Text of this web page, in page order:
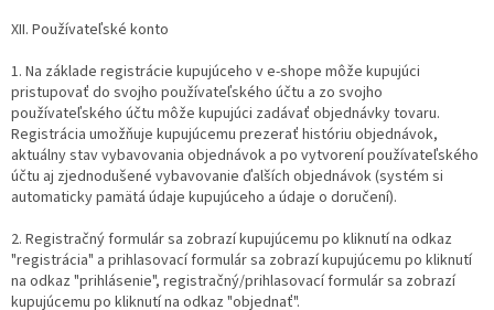
XII. Používateľské konto
1. Na základe registrácie kupujúceho v e-shope môže kupujúci
pristupovať do svojho používateľského účtu a zo svojho
používateľského účtu môže kupujúci zadávať objednávky tovaru.
Registrácia umožňuje kupujúcemu prezerať históriu objednávok,
aktuálny stav vybavovania objednávok a po vytvorení používateľského
účtu aj zjednodušené vybavovanie ďalších objednávok (systém si
automaticky pamätá údaje kupujúceho a údaje o doručení).
2. Registračný formulár sa zobrazí kupujúcemu po kliknutí na odkaz
"registrácia" a prihlasovací formulár sa zobrazí kupujúcemu po kliknutí
na odkaz "prihlásenie", registračný/prihlasovací formulár sa zobrazí
kupujúcemu po kliknutí na odkaz "objednať".